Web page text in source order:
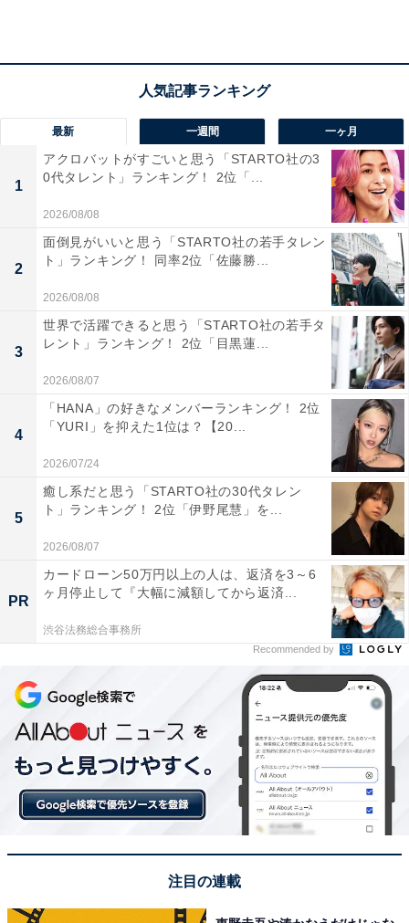
4位：盛岡市／35票
4位は、岩手県の県庁所在地「盛岡市」です。硬質でタ
フな、重厚な印象が評価されました。県都にふさわしい
風格ある響きや、都会的なイメージも支持を後押しして
います。
回答者コメント
「名前から硬質でタフな印象があり、重厚で男らし
いかっこよさを感じたからです」（40代女性／香川
県）
「県庁所在地として適してそうな名前でかっこいい
と思う」（20代男性／愛知県）
最新 一週間 一ヶ月
1
アクロバットがすごいと思う「STARTO社の3
0代タレント」ランキング！ 2位「...
2026/08/08
2
面倒見がいいと思う「STARTO社の若手タレン
ト」ランキング！ 同率2位「佐藤勝...
2026/08/08
3
世界で活躍できると思う「STARTO社の若手タ
レント」ランキング！ 2位「目黒蓮...
2026/08/07
4
「HANA」の好きなメンバーランキング！ 2位
「YURI」を抑えた1位は？【20...
2026/07/24
5
癒し系だと思う「STARTO社の30代タレン
ト」ランキング！ 2位「伊野尾慧」を...
2026/08/07
PR
カードローン50万円以上の人は、返済を3～6
ヶ月停止して『大幅に減額してから返済...
渋谷法務総合事務所
Recommended by
注目の連載